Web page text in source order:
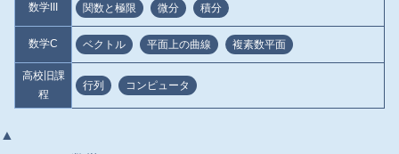
数学III 関数と極限 微分 積分
数学C ベクトル 平面上の曲線 複素数平面
高校旧課
程
行列 コンピュータ
▲